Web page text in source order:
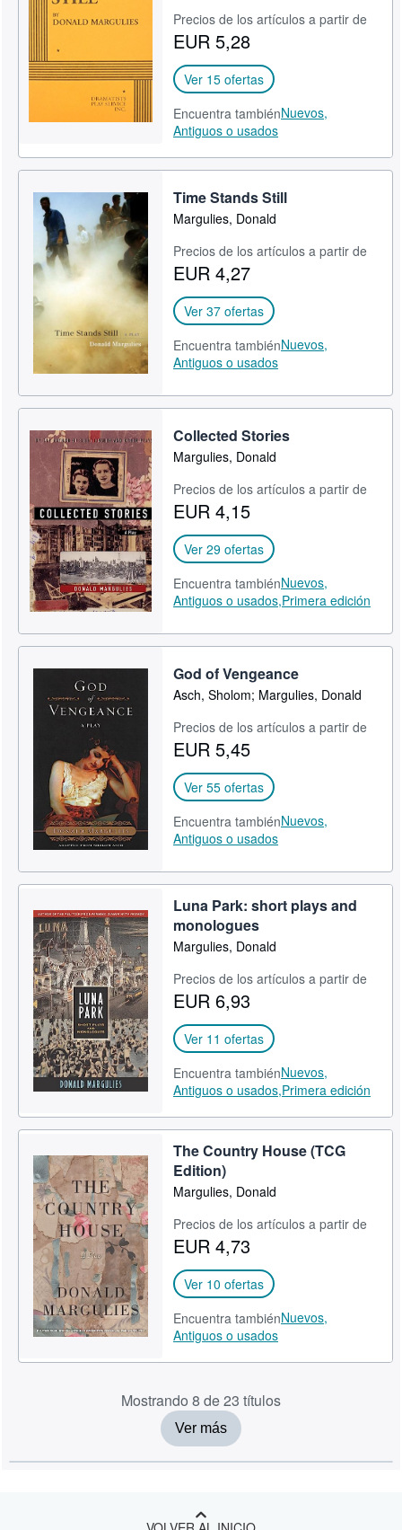
Precios de los artículos a partir de
EUR 5,28
Ver 15 ofertas
Encuentra tambiénNuevos,
Antiguos o usados
Time Stands Still
Margulies, Donald
Precios de los artículos a partir de
EUR 4,27
Ver 37 ofertas
Encuentra tambiénNuevos,
Antiguos o usados
Collected Stories
Margulies, Donald
Precios de los artículos a partir de
EUR 4,15
Ver 29 ofertas
Encuentra tambiénNuevos,
Antiguos o usados,Primera edición
God of Vengeance
Asch, Sholom; Margulies, Donald
Precios de los artículos a partir de
EUR 5,45
Ver 55 ofertas
Encuentra tambiénNuevos,
Antiguos o usados
Luna Park: short plays and
monologues
Margulies, Donald
Precios de los artículos a partir de
EUR 6,93
Ver 11 ofertas
Encuentra tambiénNuevos,
Antiguos o usados,Primera edición
The Country House (TCG
Edition)
Margulies, Donald
Precios de los artículos a partir de
EUR 4,73
Ver 10 ofertas
Encuentra tambiénNuevos,
Antiguos o usados
Mostrando 8 de 23 títulos
Ver más